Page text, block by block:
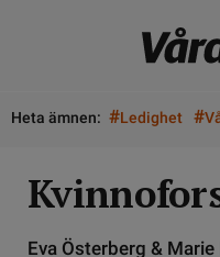
Heta ämnen: #Ledighet #
Eva Österberg &